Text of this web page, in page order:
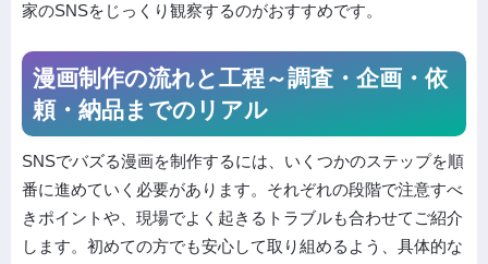
家のSNSをじっくり観察するのがおすすめです。
漫画制作の流れと工程～調査・企画・依
頼・納品までのリアル
SNSでバズる漫画を制作するには、いくつかのステップを順
番に進めていく必要があります。それぞれの段階で注意すべ
きポイントや、現場でよく起きるトラブルも合わせてご紹介
します。初めての方でも安心して取り組めるよう、具体的な